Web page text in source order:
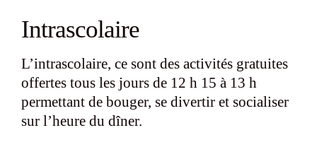
Intrascolaire
L’intrascolaire, ce sont des activités gratuites
offertes tous les jours de 12 h 15 à 13 h
permettant de bouger, se divertir et socialiser
sur l’heure du dîner.